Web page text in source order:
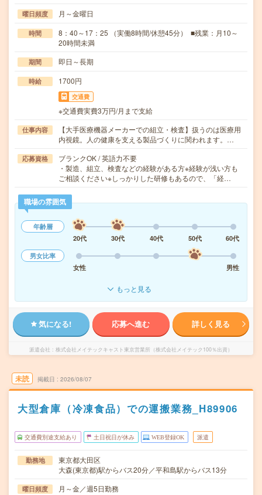
曜日頻度 月～金曜日
時間
8：40～17：25 （実働8時間/休憩45分） ■残業：月10～
20時間未満
期間 即日～長期
時給 1700円
交通費
※交通費実費3万円/月まで支給
仕事内容
【大手医療機器メーカーでの組立・検査】扱うのは医療用
内視鏡。人の健康を支える製品づくりに関われます。…
応募資格
ブランクOK / 英語力不要
・製造、組立、検査などの経験がある方※経験が浅い方も
ご相談ください※しっかりした研修もあるので、「経…
職場の雰囲気
年齢層
20代
30代 40代 50代
60代
男女比率
女性
男性
もっと見る
気になる! 応募へ進む 詳しく見る
派遣会社 株式会社メイテックキャスト東京営業所（株式会社メイテック100％出資）
未読 掲載日 2026/08/07
大型倉庫（冷凍食品）での運搬業務_H89906
交通費別途支給あり 土日祝日が休み WEB登録OK 派遣
勤務地
東京都大田区
大森(東京都)駅からバス20分／平和島駅からバス13分
曜日頻度 月～金／週5日勤務